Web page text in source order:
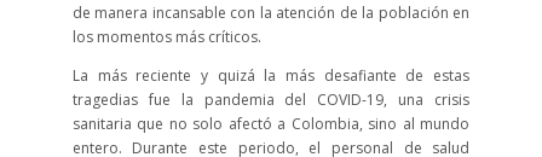
de manera incansable con la atención de la población en
los momentos más críticos.
La más reciente y quizá la más desafiante de estas
tragedias fue la pandemia del COVID-19, una crisis
sanitaria que no solo afectó a Colombia, sino al mundo
entero. Durante este periodo, el personal de salud